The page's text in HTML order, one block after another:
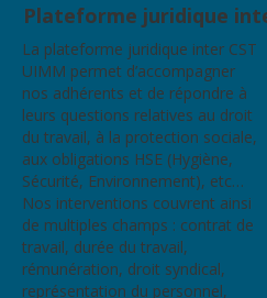
Plateforme juridique
La plateforme juridique inter CST
UIMM permet d’accompagner
nos adhérents et de répondre à
leurs questions relatives au droit
du travail, à la protection sociale,
aux obligations HSE (Hygiène,
Sécurité, Environnement), etc…
Nos interventions couvrent ainsi
de multiples champs : contrat de
travail, durée du travail,
rémunération, droit syndical,
représentation du personnel,